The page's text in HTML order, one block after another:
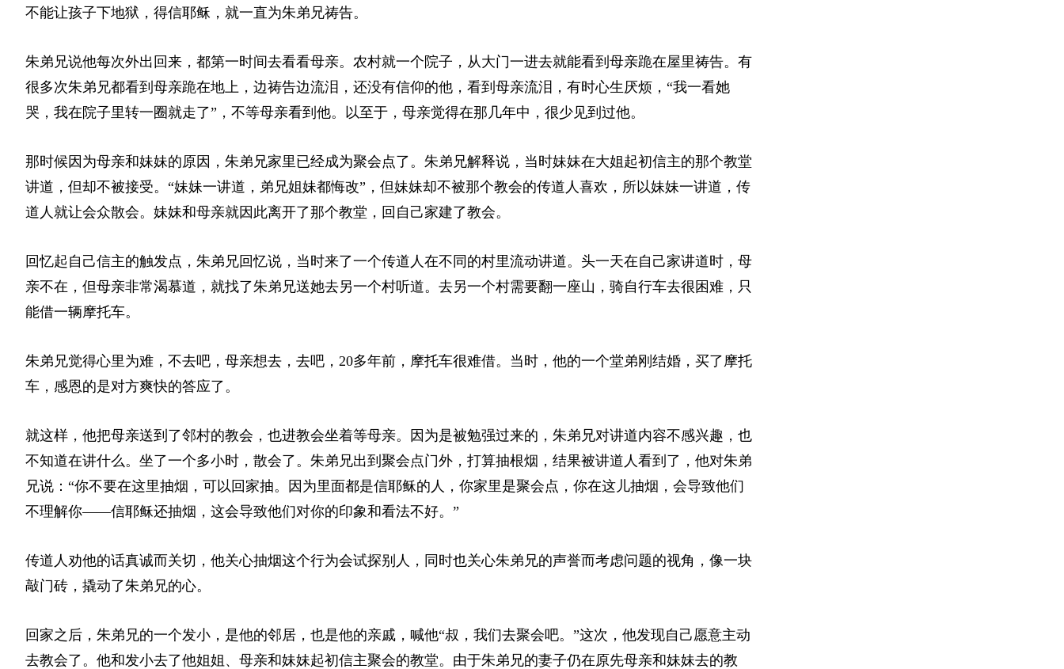
不能让孩子下地狱，得信耶稣，就一直为朱弟兄祷告。
朱弟兄说他每次外出回来，都第一时间去看看母亲。农村就一个院子，从大门一进去就能看到母亲跪在屋里祷告。有
很多次朱弟兄都看到母亲跪在地上，边祷告边流泪，还没有信仰的他，看到母亲流泪，有时心生厌烦，“我一看她
哭，我在院子里转一圈就走了”，不等母亲看到他。以至于，母亲觉得在那几年中，很少见到过他。
那时候因为母亲和妹妹的原因，朱弟兄家里已经成为聚会点了。朱弟兄解释说，当时妹妹在大姐起初信主的那个教堂
讲道，但却不被接受。“妹妹一讲道，弟兄姐妹都悔改”，但妹妹却不被那个教会的传道人喜欢，所以妹妹一讲道，传
道人就让会众散会。妹妹和母亲就因此离开了那个教堂，回自己家建了教会。
回忆起自己信主的触发点，朱弟兄回忆说，当时来了一个传道人在不同的村里流动讲道。头一天在自己家讲道时，母
亲不在，但母亲非常渴慕道，就找了朱弟兄送她去另一个村听道。去另一个村需要翻一座山，骑自行车去很困难，只
能借一辆摩托车。
朱弟兄觉得心里为难，不去吧，母亲想去，去吧，20多年前，摩托车很难借。当时，他的一个堂弟刚结婚，买了摩托
车，感恩的是对方爽快的答应了。
就这样，他把母亲送到了邻村的教会，也进教会坐着等母亲。因为是被勉强过来的，朱弟兄对讲道内容不感兴趣，也
不知道在讲什么。坐了一个多小时，散会了。朱弟兄出到聚会点门外，打算抽根烟，结果被讲道人看到了，他对朱弟
兄说：“你不要在这里抽烟，可以回家抽。因为里面都是信耶稣的人，你家里是聚会点，你在这儿抽烟，会导致他们
不理解你——信耶稣还抽烟，这会导致他们对你的印象和看法不好。”
传道人劝他的话真诚而关切，他关心抽烟这个行为会试探别人，同时也关心朱弟兄的声誉而考虑问题的视角，像一块
敲门砖，撬动了朱弟兄的心。
回家之后，朱弟兄的一个发小，是他的邻居，也是他的亲戚，喊他“叔，我们去聚会吧。”这次，他发现自己愿意主动
去教会了。他和发小去了他姐姐、母亲和妹妹起初信主聚会的教堂。由于朱弟兄的妻子仍在原先母亲和妹妹去的教